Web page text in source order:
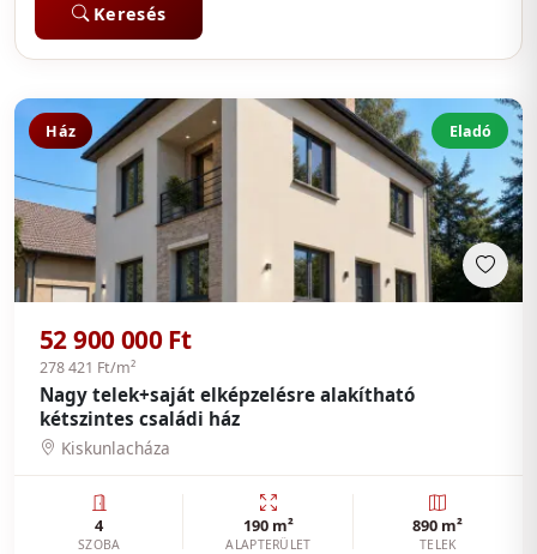
Keresés
Ház Eladó
52 900 000 Ft
278 421 Ft/m²
Nagy telek+saját elképzelésre alakítható
kétszintes családi ház
Kiskunlacháza
4
SZOBA
190 m²
ALAPTERÜLET
890 m²
TELEK